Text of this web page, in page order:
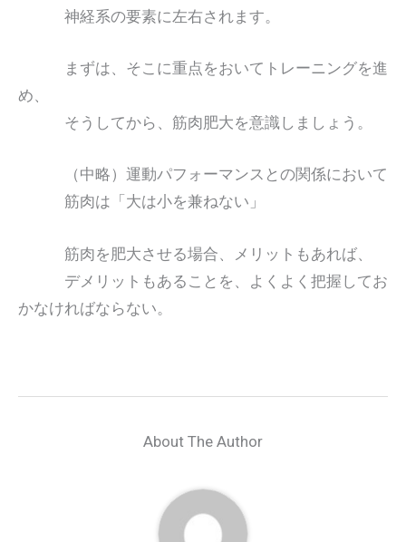
神経系の要素に左右されます。
まずは、そこに重点をおいてトレーニングを進
め、
そうしてから、筋肉肥大を意識しましょう。
（中略）運動パフォーマンスとの関係において
筋肉は「大は小を兼ねない」
筋肉を肥大させる場合、メリットもあれば、
デメリットもあることを、よくよく把握してお
かなければならない。
About The Author